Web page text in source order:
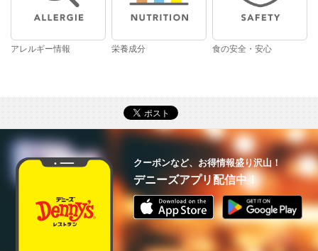
アレルギー情報 栄養成分 食の安全・安心
クーポンなど、お得情報盛り沢山！
デニーズアプリ配信中！